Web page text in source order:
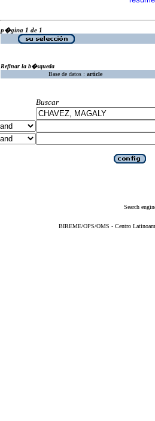
p�gina 1 de 1
Refinar la b�squeda
Base de datos : article
Buscar
Search
BIREME/OPS/OMS - Centro